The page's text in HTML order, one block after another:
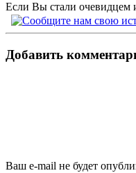
Если Вы стали очевидцем
Добавить
Ваш e-mail не будет